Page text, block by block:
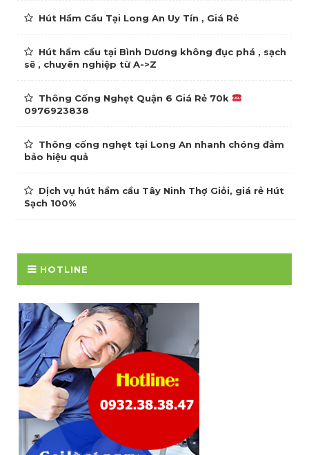
Hút Hầm Cầu Tại Long An Uy Tín , Giá Rẻ
Hút hầm cầu tại Bình Dương không đục phá , sạch
sẽ , chuyên nghiệp từ A->Z
Thông Cống Nghẹt Quận 6 Giá Rẻ 70k
0976923838
Thông cống nghẹt tại Long An nhanh chóng đảm
bảo hiệu quả
Dịch vụ hút hầm cầu Tây Ninh Thợ Giỏi, giá rẻ Hút
Sạch 100%
HOTLINE